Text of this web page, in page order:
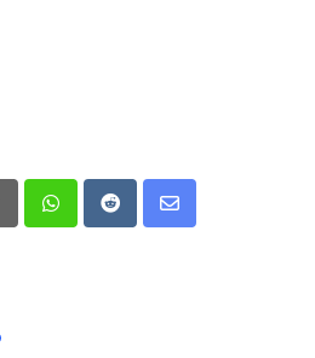
PinterestWhatsappRedditShare